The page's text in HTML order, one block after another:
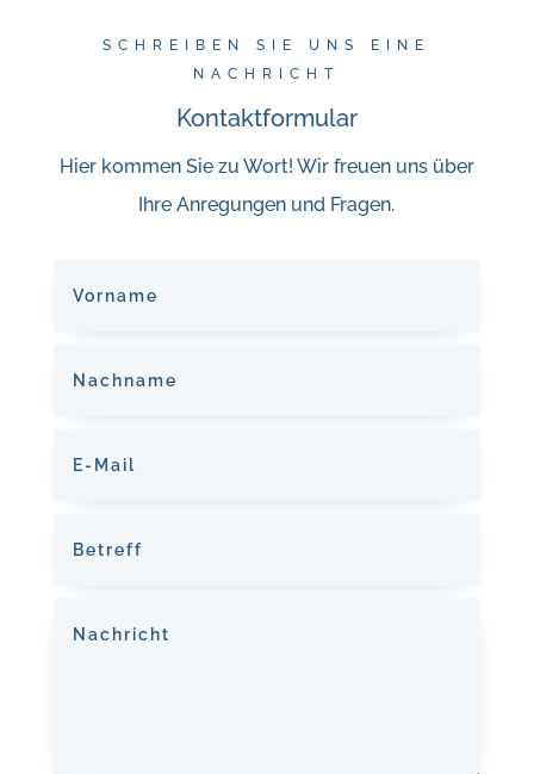
SCHREIBEN SIE UNS EINE
NACHRICHT
Kontaktformular
Hier kommen Sie zu Wort! Wir freuen uns über
Ihre Anregungen und Fragen.